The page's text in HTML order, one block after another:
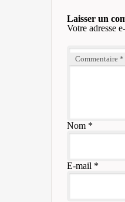
Laisser un
Votre adresse
Commentaire *
Nom*
E-mail *